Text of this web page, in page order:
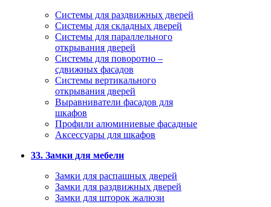
Системы для раздвижных дверей
Системы для складных дверей
Системы для параллельного
открывания дверей
Системы для поворотно –
сдвижных фасадов
Системы вертикального
открывания дверей
Выравниватели фасадов для
шкафов
Профили алюминиевые фасадные
Аксессуары для шкафов
33. Замки для мебели
Замки для распашных дверей
Замки для раздвижных дверей
Замки для шторок жалюзи